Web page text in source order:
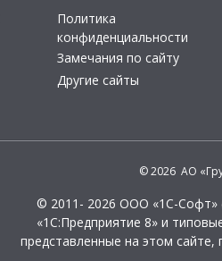
Политика
конфиденциальности
Замечания по сайту
Другие сайты
© 2026 АО
© 2011- 2026 ООО «1С-Софт»
«1С:Предприятие 8» и
представленные на этом